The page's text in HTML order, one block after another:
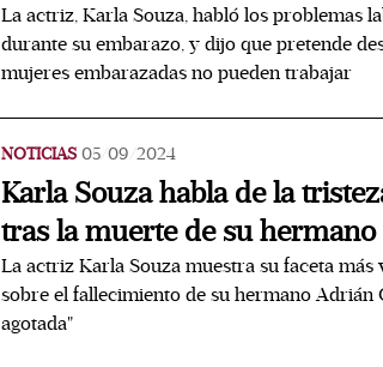
La actriz, Karla Souza, habló los problemas
durante su embarazo, y dijo que pretende
mujeres embarazadas no pueden trabajar
NOTICIAS 05/09/2024
Karla Souza habla de la
tras la muerte de su hermano
La actriz Karla Souza muestra su faceta
sobre el fallecimiento de su hermano Adrián
agotada"